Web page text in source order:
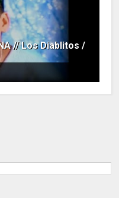
// Los Diablitos /